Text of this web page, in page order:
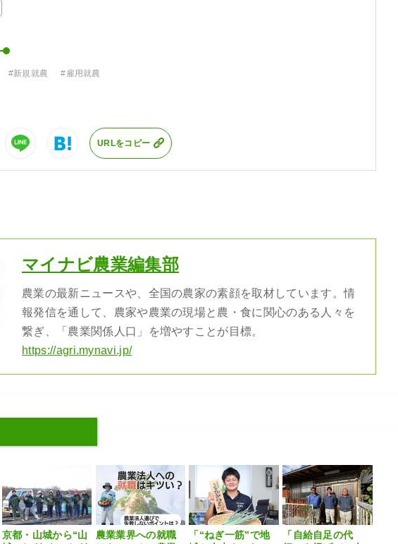
#新規就農 #雇用就農
URLをコピー
マイナビ農業編集部
農業の最新ニュースや、全国の農家の素顔を取材しています。情
報発信を通して、農家や農業の現場と農・食に関心のある人々を
繋ぎ、「農業関係人口」を増やすことが目標。
https://agri.mynavi.jp/
京都・山城から“山
農業業界への就職
「“ねぎ一筋”で地
「自給自足の代